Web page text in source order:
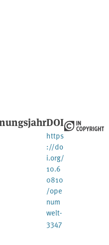
DOI
https
://do
i.org/
10.6
0810
/ope
num
welt-
3347